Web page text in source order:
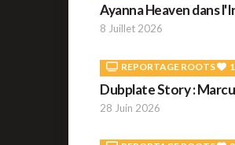
Ayanna Heaven dans
8 Juillet 2026
REPORTAGE ROOTS
Dubplate Story :
28 Juin 2026